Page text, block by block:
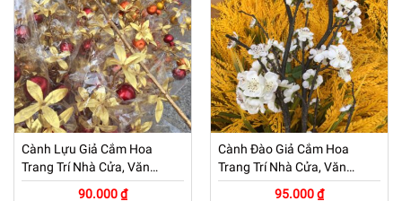
Cành Lựu Giả Cắm Hoa
Trang Trí Nhà Cửa, Văn
Phòng, Cửa Hàng – Mã: PN
90.000 ₫
Cành Đào Giả Cắm Hoa
Trang Trí Nhà Cửa, Văn
Phòng, Cửa Hàng – Mã: PN
95.000 ₫